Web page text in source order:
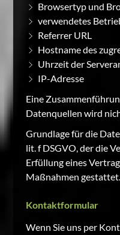
Browsertyp und
verwendetes
Referrer URL
Hostname des
Uhrzeit der
IP-Adresse
Eine
Datenquellen wird
Grundlage für die
lit. f DSGVO, der die
Erfüllung eines
Maßnahmen gestattet.
Kontaktformular
Wenn Sie uns per